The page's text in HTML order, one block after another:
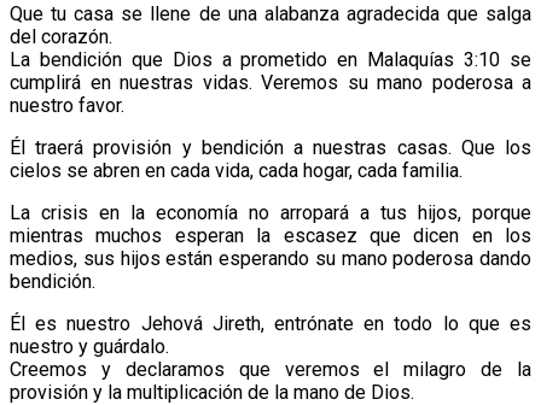
Que tu casa se llene de una alabanza agradecida que salga
del corazón.
La bendición que Dios a prometido en Malaquías 3:10 se
cumplirá en nuestras vidas. Veremos su mano poderosa a
nuestro favor.
Él traerá provisión y bendición a nuestras casas. Que los
cielos se abren en cada vida, cada hogar, cada familia.
La crisis en la economía no arropará a tus hijos, porque
mientras muchos esperan la escasez que dicen en los
medios, sus hijos están esperando su mano poderosa dando
bendición.
Él es nuestro Jehová Jireth, entrónate en todo lo que es
nuestro y guárdalo.
Creemos y declaramos que veremos el milagro de la
provisión y la multiplicación de la mano de Dios.